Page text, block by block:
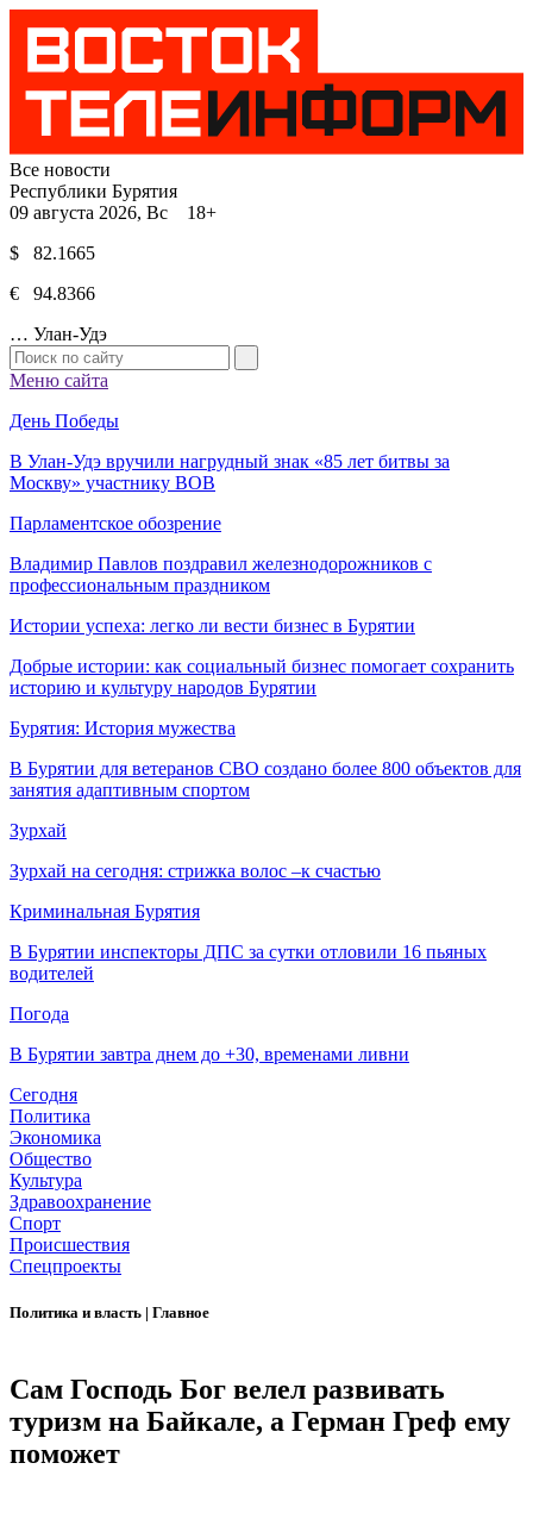
Все новости
Республики Бурятия
09 августа 2026, Вс 18+
$ 82.1665
€ 94.8366
… Улан-Удэ
Меню сайта
День Победы
В Улан-Удэ вручили нагрудный знак «85 лет битвы за
Москву» участнику ВОВ
Парламентское обозрение
Владимир Павлов поздравил железнодорожников с
профессиональным праздником
Истории успеха: легко ли вести бизнес в Бурятии
Добрые истории: как социальный бизнес помогает сохранить
историю и культуру народов Бурятии
Бурятия: История мужества
В Бурятии для ветеранов СВО создано более 800 объектов для
занятия адаптивным спортом
Зурхай
Зурхай на сегодня: стрижка волос –к счастью
Криминальная Бурятия
В Бурятии инспекторы ДПС за сутки отловили 16 пьяных
водителей
Погода
В Бурятии завтра днем до +30, временами ливни
Сегодня
Политика
Экономика
Общество
Культура
Здравоохранение
Спорт
Происшествия
Спецпроекты
Политика и власть | Главное
Сам Господь Бог велел развивать
туризм на Байкале, а Герман Греф ему
поможет